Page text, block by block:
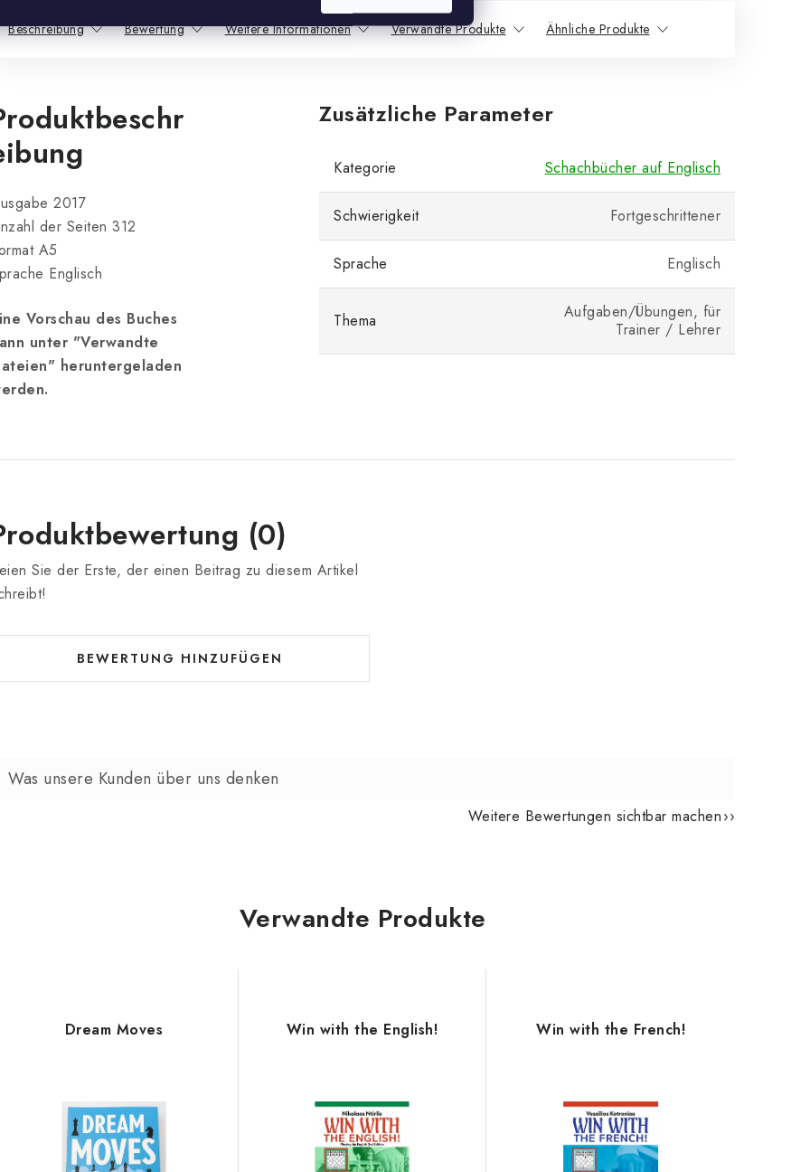
Beschreibung Bewertung Weitere Informationen Verwandte Produkte Ähnliche Produkte
2017
der Seiten 312
A5
Englisch
Vorschau des Buches
unter "Verwandte
heruntergeladen
Zusätzliche Parameter
Kategorie Schachbücher auf Englisch
Schwierigkeit Fortgeschrittener
Sprache Englisch
Thema
Aufgaben/Übungen, für
Trainer / Lehrer
(0)
Sie der Erste, der einen Beitrag zu diesem Artikel
BEWERTUNG HINZUFÜGEN
Weitere Bewertungen sichtbar machen
Verwandte Produkte
Dream Moves Win with the English! Win with the French!